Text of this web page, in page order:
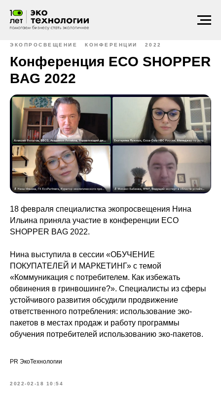
ЭКОПРОСВЕЩЕНИЕ КОНФЕРЕНЦИИ 2022
Конференция ECO SHOPPER
BAG 2022
18 февраля специалистка экопросвещения Нина
Ильина приняла участие в конференции ECO
SHOPPER BAG 2022.
Нина выступила в сессии «ОБУЧЕНИЕ
ПОКУПАТЕЛЕЙ И МАРКЕТИНГ» с темой
«Коммуникация с потребителем. Как избежать
обвинения в гринвошинге?». Специалисты из сферы
устойчивого развития обсудили продвижение
ответственного потребления: использование эко-
пакетов в местах продаж и работу программы
обучения потребителей использованию эко-пакетов.
PR ЭкоТехнологии
2022-02-18 10:54